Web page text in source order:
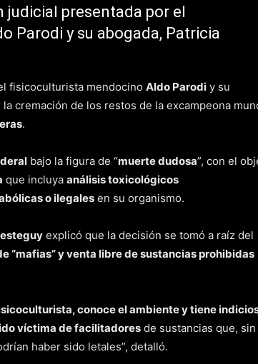
judicial presentada por el
Parodi y su abogada, Patricia
fisicoculturista mendocino Aldo Parodi y su
cremación de los restos de la excampeona
.
bajo la figura de “muerte dudosa”, con el
que incluya análisis toxicológicos
o ilegales en su organismo.
explicó que la decisión se tomó a raíz del
“mafias” y venta libre de sustancias prohibidas
conoce el ambiente y tiene
víctima de facilitadores de sustancias que,
haber sido letales”, detalló.